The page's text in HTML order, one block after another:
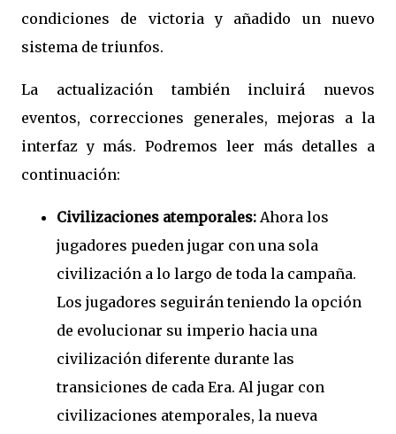
condiciones de victoria y añadido un nuevo
sistema de triunfos.
La actualización también incluirá nuevos
eventos, correcciones generales, mejoras a la
interfaz y más. Podremos leer más detalles a
continuación:
Civilizaciones atemporales: Ahora los
jugadores pueden jugar con una sola
civilización a lo largo de toda la campaña.
Los jugadores seguirán teniendo la opción
de evolucionar su imperio hacia una
civilización diferente durante las
transiciones de cada Era. Al jugar con
civilizaciones atemporales, la nueva